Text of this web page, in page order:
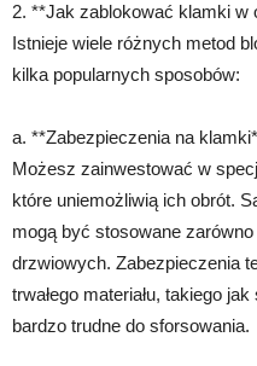
2. **Jak zablokować klamki w
Istnieje wiele różnych metod
kilka popularnych sposobów:
a. **Zabezpieczenia na
Możesz zainwestować w
które uniemożliwią ich obrót.
mogą być stosowane
drzwiowych. Zabezpieczenia
trwałego materiału, takiego
bardzo trudne do sforsowania.